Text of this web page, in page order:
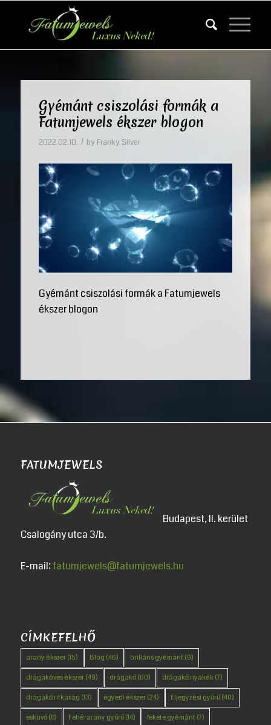
Gyémánt csiszolási formák a
Fatumjewels ékszer blogon
2022.02.10. / by Franky Silver
Gyémánt csiszolási formák a Fatumjewels
ékszer blogon
FATUMJEWELS
Budapest, II. kerület
Csalogány utca 3/b.
E-mail: fatumjewels@fatumjewels.hu
CÍMKEFELHŐ
arany ékszer(15) Blog (46) briliáns gyémánt (9)
drágaköves ékszer(49) drágakő(60) drágakő nyakék(7)
drágakő ritkaság (13) egyedi ékszer(24) Eljegyzési gyűrű(40)
esküvő(8) Fehérarany gyűrű(14) fekete gyémánt (7)